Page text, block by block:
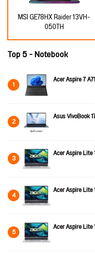
MSI GE78HX Raider 13VH-
050TH
Top 5 - Notebook
1 Acer Aspire 7
2 Asus VivoBook
3 Acer Aspire
4 Acer Aspire
5 Acer Aspire